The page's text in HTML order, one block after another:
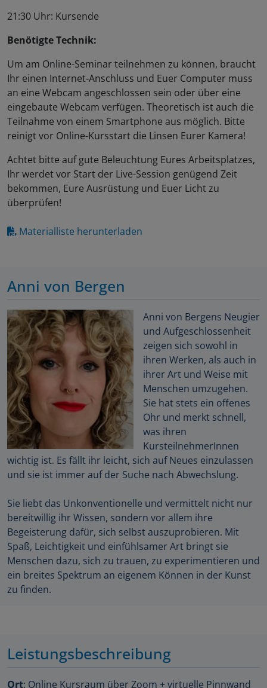
21:30 Uhr: Kursende
Benötigte Technik:
Um am Online-Seminar teilnehmen zu können, braucht
Ihr einen Internet-Anschluss und Euer Computer muss
an eine Webcam angeschlossen sein oder über eine
eingebaute Webcam verfügen. Theoretisch ist auch die
Teilnahme von einem Smartphone aus möglich. Bitte
reinigt vor Online-Kursstart die Linsen Eurer Kamera!
Achtet bitte auf gute Beleuchtung Eures Arbeitsplatzes,
Ihr werdet vor Start der Live-Session genügend Zeit
bekommen, Eure Ausrüstung und Euer Licht zu
überprüfen!
Materialliste herunterladen
Anni von Bergen
Anni von Bergens Neugier
und Aufgeschlossenheit
zeigen sich sowohl in
ihren Werken, als auch in
ihrer Art und Weise mit
Menschen umzugehen.
Sie hat stets ein offenes
Ohr und merkt schnell,
was ihren
KursteilnehmerInnen
wichtig ist. Es fällt ihr leicht, sich auf Neues einzulassen
und sie ist immer auf der Suche nach Abwechslung.
Sie liebt das Unkonventionelle und vermittelt nicht nur
bereitwillig ihr Wissen, sondern vor allem ihre
Begeisterung dafür, sich selbst auszuprobieren. Mit
Spaß, Leichtigkeit und einfühlsamer Art bringt sie
Menschen dazu, sich zu trauen, zu experimentieren und
ein breites Spektrum an eigenem Können in der Kunst
zu finden.
Leistungsbeschreibung
Ort: Online Kursraum über Zoom + virtuelle Pinnwand